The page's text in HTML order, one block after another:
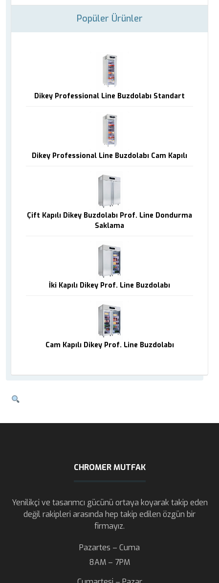
Popüler Ürünler
Dikey Professional Line Buzdolabı Standart
Dikey Professional Line Buzdolabı Cam Kapılı
Çift Kapılı Dikey Buzdolabı Prof. Line Dondurma
Saklama
İki Kapılı Dikey Prof. Line Buzdolabı
Cam Kapılı Dikey Prof. Line Buzdolabı
CHROMER MUTFAK
Yenilikçi ve tasarımcı gücünü ortaya koyarak takip eden
değil rakipleri arasında hep takip edilen özgün bir
firmayız.
Pazartes – Cuma
8AM – 7PM